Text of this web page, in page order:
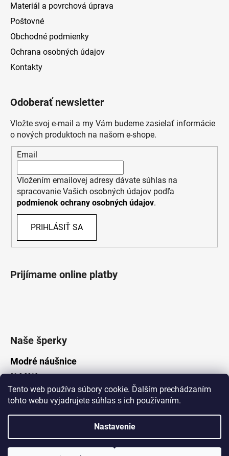
Tento web používa súbory cookie. Ďalším prechádzaním
tohto webu vyjadrujete súhlas s ich používaním.
Nastavenie
www.Lotka.sk - najkrajšie šperky za dobré ceny. Pri nákupe nad 50€
Materiál a povrchová úprava
Poštovné
Obchodné podmienky
Ochrana osobných údajov
Kontakty
Odoberať newsletter
Vložte svoj e-mail a my Vám budeme zasielať informácie
o nových produktoch na našom e-shope.
Email
Vložením emailovej adresy dávate súhlas na
spracovanie Vašich osobných údajov podľa
podmienok ochrany osobných údajov.
PRIHLÁSIŤ SA
Prijímame online platby
Naše šperky
Modré náušnice
21.8.2019
Vytvoril Shoptet
Lotka.sk. Všetky práva vyhradené.
Upraviť nastavenie cookies